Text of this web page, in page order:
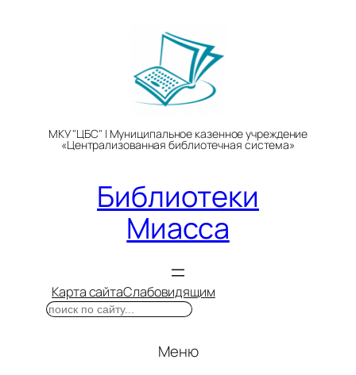
МКУ "ЦБС" | Муниципальное казенное учреждение
«Централизованная библиотечная система»
Библиотеки
Миасса
Карта сайтаСлабовидящим
Поиск
Меню